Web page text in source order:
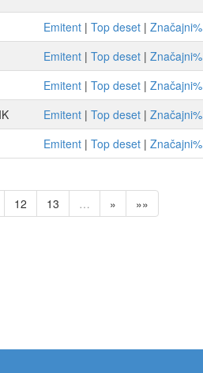
Emitent | Top deset | Značajni%
Emitent | Top deset | Značajni%
Emitent | Top deset | Značajni%
Emitent | Top deset | Značajni%
Emitent | Top deset | Značajni%
12 13 … » »»